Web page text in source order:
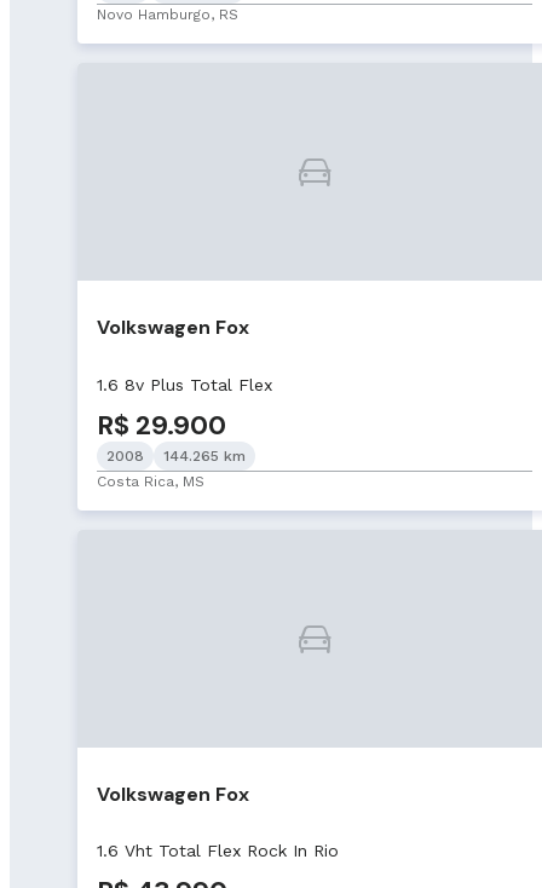
Novo Hamburgo, RS
Volkswagen Fox
1.6 8v Plus Total Flex
R$ 29.900
2008
144.265 km
Costa Rica, MS
Volkswagen Fox
1.6 Vht Total Flex Rock In Rio